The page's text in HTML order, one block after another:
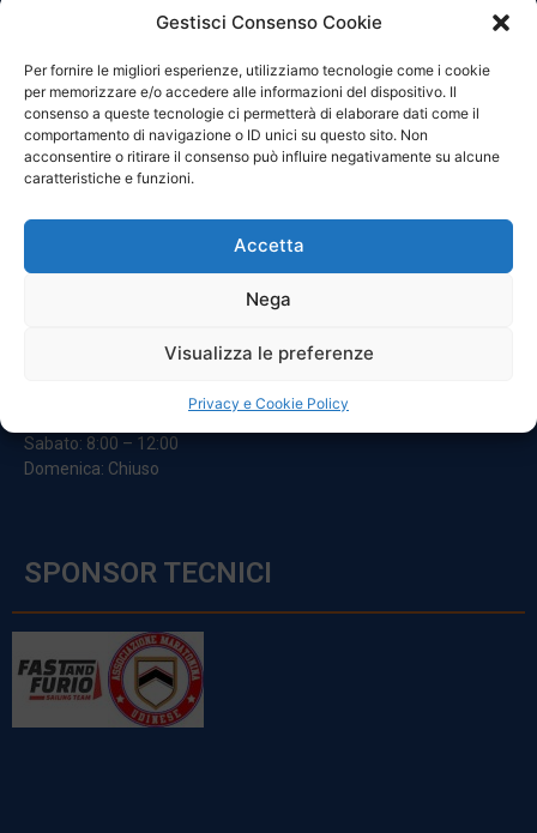
Gestisci Consenso Cookie
Per fornire le migliori esperienze, utilizziamo tecnologie come i cookie
per memorizzare e/o accedere alle informazioni del dispositivo. Il
consenso a queste tecnologie ci permetterà di elaborare dati come il
comportamento di navigazione o ID unici su questo sito. Non
acconsentire o ritirare il consenso può influire negativamente su alcune
caratteristiche e funzioni.
Accetta
Nega
Visualizza le preferenze
Privacy e Cookie Policy
Sede Legale:
Via Principe Di Udine 144
33030 Campoformido (Ud)
clienti@officinefvg.it
posta@officinefvgpec.It
Sabato: 8:00 – 12:00
Domenica: Chiuso
SPONSOR TECNICI